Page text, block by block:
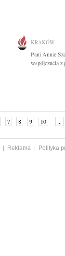
KRAKÓW
Pani Annie
współczucia
7 8 9 10 ...
Reklama
Polityka